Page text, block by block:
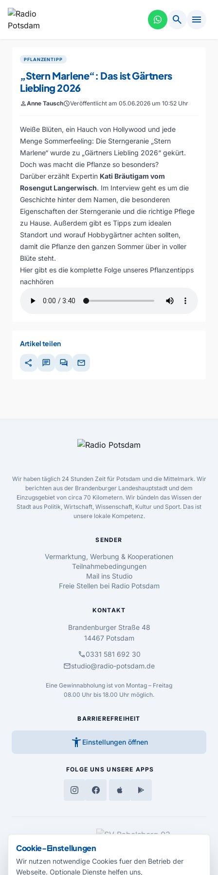
search menu
PFLANZENTIPP
„Stern Marlene“: Das ist Gärtners
Liebling 2026
personAnne TauschscheduleVeröffentlicht am 05.06.2026 um 10:52 Uhr
Weiße Blüten, ein Hauch von Hollywood und jede
Menge Sommerfeeling: Die Sterngeranie „Stern
Marlene“ wurde zu „Gärtners Liebling 2026“ gekürt.
Doch was macht die Pflanze so besonders?
Darüber erzählt Expertin Kati Bräutigam vom
Rosengut Langerwisch. Im Interview geht es um die
Geschichte hinter dem Namen, die besonderen
Eigenschaften der Sterngeranie und die richtige Pflege
zu Hause. Außerdem gibt es Tipps zum idealen
Standort und worauf Hobbygärtner achten sollten,
damit die Pflanze den ganzen Sommer über in voller
Blüte steht.
Hier gibt es die komplette Folge unseres Pflanzentipps
nachhören
Artikel teilen
share chat forum mail
Wir haben täglich 24 Stunden Zeit für Potsdam und die Mittelmark. Wir
berichten aus der Brandenburger Landeshauptstadt und dem
Einzugsgebiet von circa 70 Kilometern. Wir bündeln das Wissen der
Stadt aus Politik, Wirtschaft, Wissenschaft, Kultur und Sport. Das ist
unsere lokale Kompetenz.
SENDER
Vermarktung, Werbung & Kooperationen
Teilnahmebedingungen
Mail ins Studio
Freie Stellen bei Radio Potsdam
KONTAKT
Brandenburger Straße 48
14467 Potsdam
call0331 581 692 30
mailstudio@radio-potsdam.de
Eine Gewinnabholung ist von Montag – Freitag
08.00 Uhr bis 18.00 Uhr möglich.
BARRIEREFREIHEIT
accessibility_new Einstellungen öffnen
FOLGE UNS UNSERE APPS
MEDIENPARTNER
Cookie-Einstellungen
Wir nutzen notwendige Cookies fuer den Betrieb der
Webseite. Optionale Dienste helfen uns,